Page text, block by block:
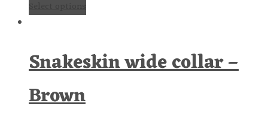
Snakeskin wide collar –
Brown